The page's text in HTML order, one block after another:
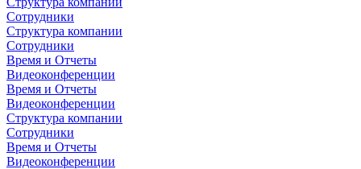
Сотрудники
Структура компании
Сотрудники
Время и Отчеты
Видеоконференции
Время и Отчеты
Видеоконференции
Структура компании
Сотрудники
Время и Отчеты
Видеоконференции